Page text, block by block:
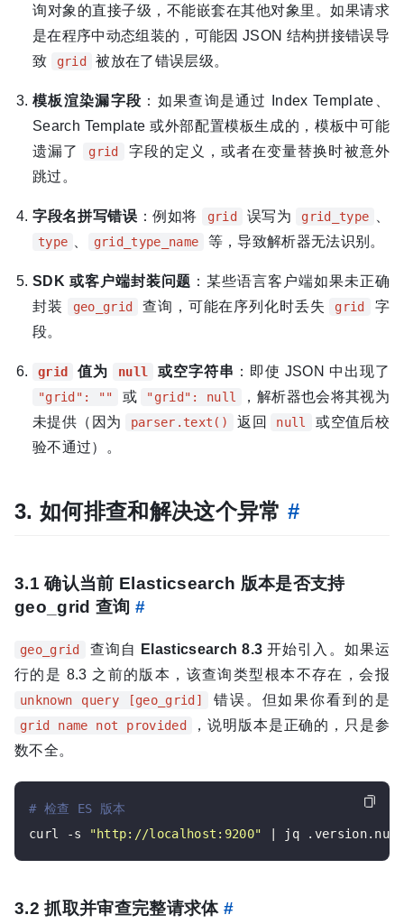
询对象的直接子级，不能嵌套在其他对象里。如果请求
是在程序中动态组装的，可能因 JSON 结构拼接错误导
致
grid 被放在了错误层级。
模板渲染漏字段 ：如果查询是通过 Index Template、
Search Template 或外部配置模板生成的，模板中可能
遗漏了
grid
字段的定义，或者在变量替换时被意外
跳过。
字段名拼写错误 ：例如将 grid 误写为 grid_type 、
type 、 grid_type_name 等，导致解析器无法识别。
SDK 或客户端封装问题 ：某些语言客户端如果未正确
封装
geo_grid 查询，可能在序列化时丢失 grid
字
段。
grid 值为 null 或空字符串 ：即使 JSON 中出现了
"grid": "" 或 "grid": null
，解析器也会将其视为
未提供（因为
parser.text() 返回 null
或空值后校
验不通过）。
3. 如何排查和解决这个异常 #
3.1 确认当前 Elasticsearch 版本是否支持
geo_grid 查询 #
geo_grid 查询自 Elasticsearch 8.3 开始引入。如果运
行的是 8.3 之前的版本，该查询类型根本不存在，会报
unknown query [geo_grid] 错误。但如果你看到的是
grid name not provided
，说明版本是正确的，只是参
数不全。
# 检查 ES 版本
curl -s
"http://localhost:9200"
3.2 抓取并审查完整请求体 #